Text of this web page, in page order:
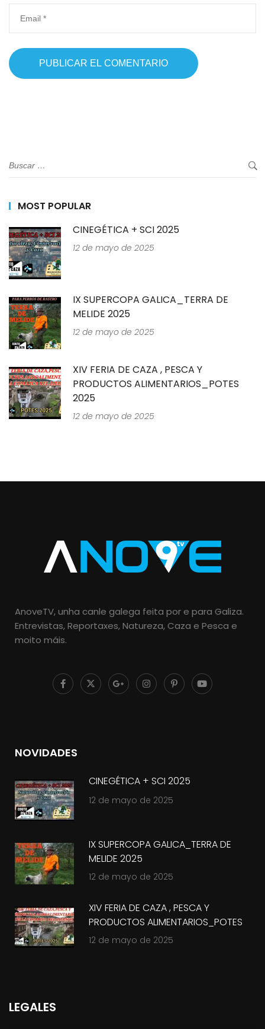
MOST POPULAR
CINEGÉTICA + SCI 2025
12 de mayo de 2025
IX SUPERCOPA GALICA_TERRA DE
MELIDE 2025
12 de mayo de 2025
XIV FERIA DE CAZA , PESCA Y
PRODUCTOS ALIMENTARIOS_POTES
2025
12 de mayo de 2025
AnoveTV, unha canle galega feita por e para Galiza.
Entrevistas, Reportaxes, Natureza, Caza e Pesca e
moito máis.
NOVIDADES
CINEGÉTICA + SCI 2025
12 de mayo de 2025
IX SUPERCOPA GALICA_TERRA DE
MELIDE 2025
12 de mayo de 2025
XIV FERIA DE CAZA , PESCA Y
PRODUCTOS ALIMENTARIOS_POTES
2025
12 de mayo de 2025
LEGALES